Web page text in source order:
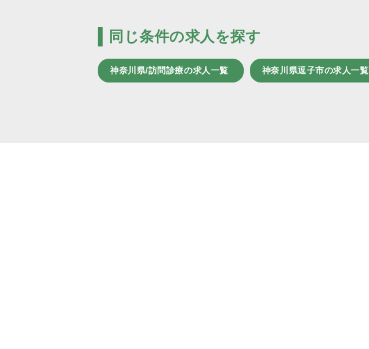
同じ条件の求人を探す
神奈川県/訪問診療の求人一覧 神奈川県逗子市の求人一覧